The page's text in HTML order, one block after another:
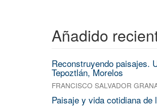
Añadido
Reconstruyendo paisajes.
Tepoztlán, Morelos
FRANCISCO SALVADOR
Paisaje y vida cotidiana